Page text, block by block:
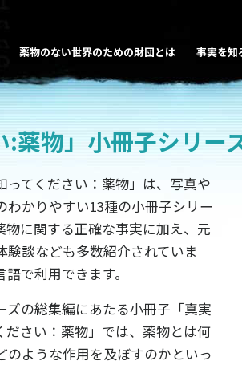
薬物のない世界のための財団とは 事実を知
薬物」小冊子シリー
ってください：薬物」は、写真や
わかりやすい13種の小冊子シリー
物に関する正確な事実に加え、元
験談なども多数紹介されていま
語で利用できます。
ズの総集編にあたる小冊子「真実
ださい：薬物」では、薬物とは何
のような作用を及ぼすのかといっ